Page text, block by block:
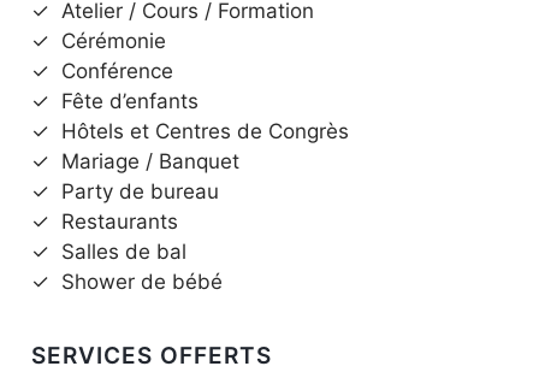
✓ Atelier / Cours / Formation
✓ Cérémonie
✓ Conférence
✓ Fête d’enfants
✓ Hôtels et Centres de Congrès
✓ Mariage / Banquet
✓ Party de bureau
✓ Restaurants
✓ Salles de bal
✓ Shower de bébé
SERVICES OFFERTS